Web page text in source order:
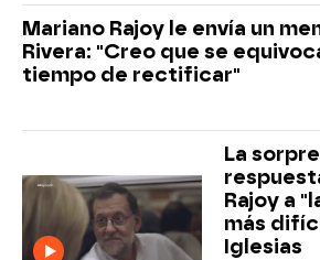
Mariano Rajoy le envía un
Rivera: "Creo que se
tiempo de rectificar"
La
Rajoy a
más
Iglesias